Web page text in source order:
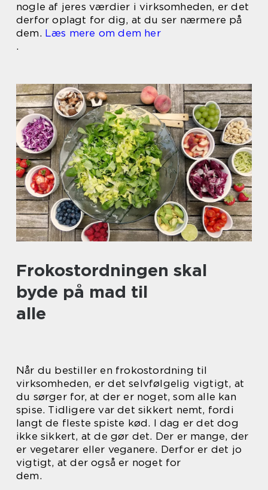
nogle af jeres værdier i virksomheden, er det
derfor oplagt for dig, at du ser nærmere på
dem. Læs mere om dem her
.
Frokostordningen skal
byde på mad til
alle
Når du bestiller en frokostordning til
virksomheden, er det selvfølgelig vigtigt, at
du sørger for, at der er noget, som alle kan
spise. Tidligere var det sikkert nemt, fordi
langt de fleste spiste kød. I dag er det dog
ikke sikkert, at de gør det. Der er mange, der
er vegetarer eller veganere. Derfor er det jo
vigtigt, at der også er noget for
dem.